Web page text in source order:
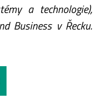
a technologie),
Business v Řecku.